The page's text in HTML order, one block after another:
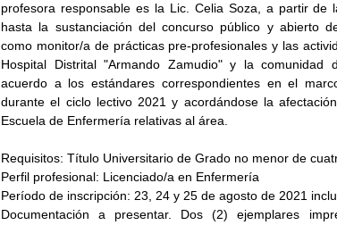
profesora responsable es la Lic. Celia Soza, a partir de
hasta la sustanciación del concurso público y abierto
como monitor/a de prácticas pre-profesionales y las
Hospital Distrital "Armando Zamudio" y la comunidad
acuerdo a los estándares correspondientes en el
durante el ciclo lectivo 2021 y acordándose la
Escuela de Enfermería relativas al área.
Requisitos: Título Universitario de Grado no menor de
Perfil profesional: Licenciado/a en Enfermería
Período de inscripción: 23, 24 y 25 de agosto de 2021
Documentación a presentar. Dos (2) ejemplares